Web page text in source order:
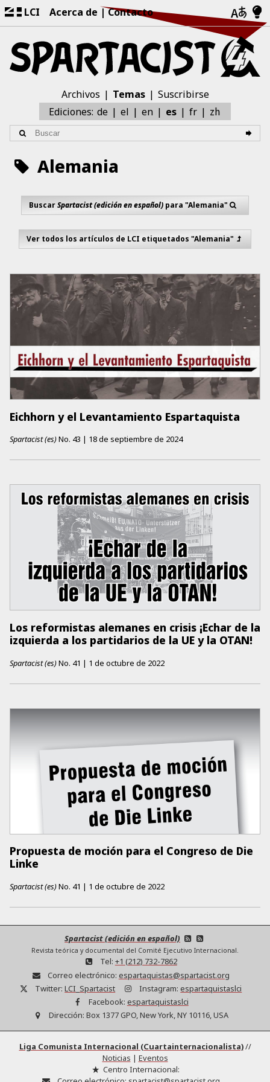
LCI Acerca de Contacto
Archivos Temas
Suscribirse
Ediciones: de el en es fr zh
Alemania
BuscarSpartacist (edición en español)para "Alemania"
Ver todos los artículos de LCI etiquetados "Alemania"
Eichhorn y el Levantamiento Espartaquista
Spartacist (es)No. 43 | 18 de septiembre de 2024
Los reformistas alemanes en crisis ¡Echar de la
izquierda a los partidarios de la UE y la OTAN!
Spartacist (es)No. 41 | 1 de octubre de 2022
Propuesta de moción para el Congreso de Die
Linke
Spartacist (es)No. 41 | 1 de octubre de 2022
Spartacist (edición en español)
Revista teórica y documental del Comité Ejecutivo Internacional.
Tel: +1 (212) 732-7862
Correo electrónico: espartaquistas@spartacist.org
Twitter: LCI_Spartacist Instagram: espartaquistaslci
Facebook: espartaquistaslci
Dirección: Box 1377 GPO, New York, NY 10116, USA
Liga Comunista Internacional (Cuartainternacionalista)//
Noticias | Eventos
Centro Internacional: